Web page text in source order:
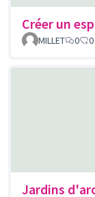
Créer un
MILLET 0 0
Jardins